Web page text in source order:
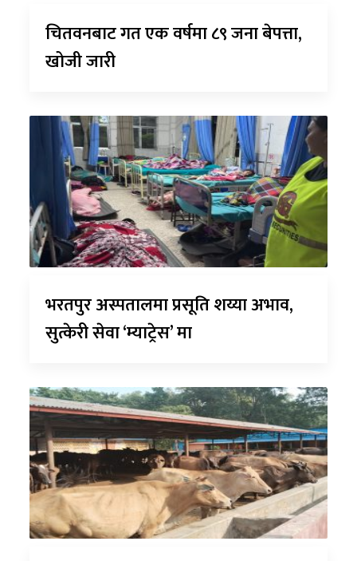
चितवनबाट गत एक वर्षमा ८९ जना बेपत्ता,
खोजी जारी
भरतपुर अस्पतालमा प्रसूति शय्या अभाव,
सुत्केरी सेवा ‘म्याट्रेस’ मा